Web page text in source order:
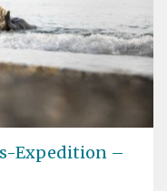
Expedition –